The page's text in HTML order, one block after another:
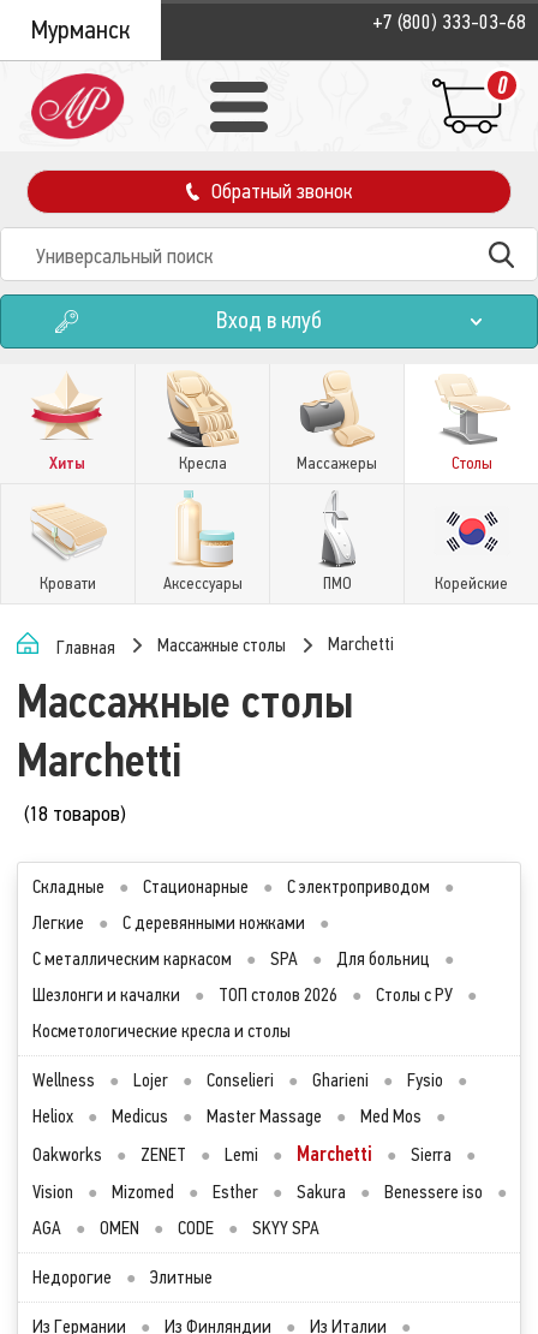
Мурманск +7 (800) 333-03-68
0
Обратный звонок
Вход в клуб
Хиты Кресла Массажеры Столы
Кровати Аксессуары ПМО Корейские
Главная Массажные столы Marchetti
Массажные столы
Marchetti
(18 товаров)
Складные ● Стационарные ● С электроприводом
●
Легкие
● С деревянными ножками
●
С металлическим каркасом
● SPA ● Для больниц
●
Шезлонги и качалки
● ТОП столов 2026 ● Столы с РУ
●
Косметологические кресла и столы
Wellness ● Lojer ● Conselieri ● Gharieni ● Fysio
●
Heliox
● Medicus ● Master Massage ● Med Mos
●
Oakworks
● ZENET ● Lemi ● Marchetti ● Sierra
●
Vision
● Mizomed ● Esther ● Sakura ● Benessere iso
●
AGA
● OMEN ● CODE ● SKYY SPA
Недорогие ● Элитные
Из Германии ● Из Финляндии ● Из Италии
●